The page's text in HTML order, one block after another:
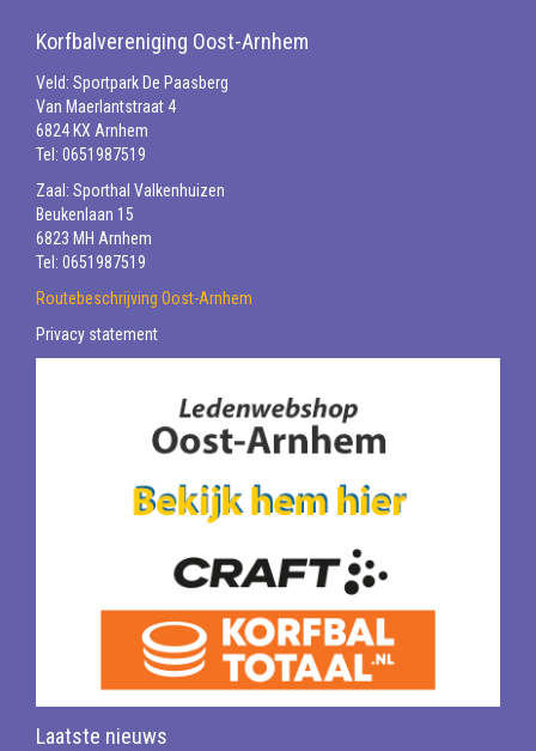
Korfbalvereniging Oost-Arnhem
Veld: Sportpark De Paasberg
Van Maerlantstraat 4
6824 KX Arnhem
Tel: 0651987519
Zaal: Sporthal Valkenhuizen
Beukenlaan 15
6823 MH Arnhem
Tel: 0651987519
Routebeschrijving Oost-Arnhem
Privacy statement
Laatste nieuws